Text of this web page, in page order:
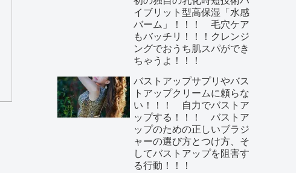
イブリット型高保湿「水感
バーム」！！！ 毛穴ケア
もバッチリ！！！クレンジ
ングでおうち肌スパができ
ちゃうよ！！！
バストアップサプリやバス
トアップクリームに頼らな
い！！！ 自力でバストア
ップする！！！ バストア
ップのための正しいブラジ
ャーの選び方とつけ方、そ
してバストアップを阻害す
る行動！！！